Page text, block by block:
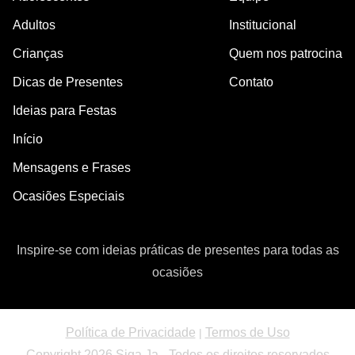
Adultos
Crianças
Dicas de Presentes
Ideias para Festas
Início
Mensagens e Frases
Ocasiões Especiais
Institucional
Quem nos patrocina
Contato
Inspire-se com ideias práticas de presentes para todas as
ocasiões
Política de Privacidade | Termos de Uso